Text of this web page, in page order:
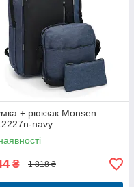
+ рюкзак Monsen
navy
₴ 1 818 ₴